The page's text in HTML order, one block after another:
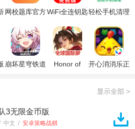
网校题库官方WiFi全连钥匙轻松手机清理
崩坏星穹铁道
Honor of
开心消消乐正
显示全部 >
3无限金币版
中文 / 安卓策略战棋